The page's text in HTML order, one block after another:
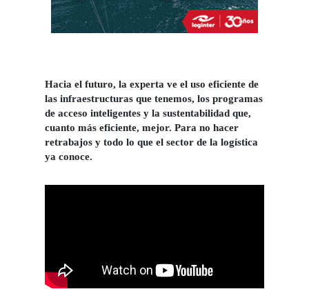
Hacia el futuro, la experta ve el uso eficiente de
las infraestructuras que tenemos, los programas
de acceso inteligentes y la sustentabilidad que,
cuanto más eficiente, mejor. Para no hacer
retrabajos y todo lo que el sector de la logística
ya conoce.